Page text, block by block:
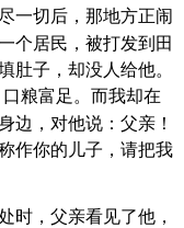
一切后，那地方正闹
个居民，被打发到田
肚子，却没人给他。
粮富足。而我却在
边，对他说：父亲！
作你的儿子，请把我
时，父亲看见了他，